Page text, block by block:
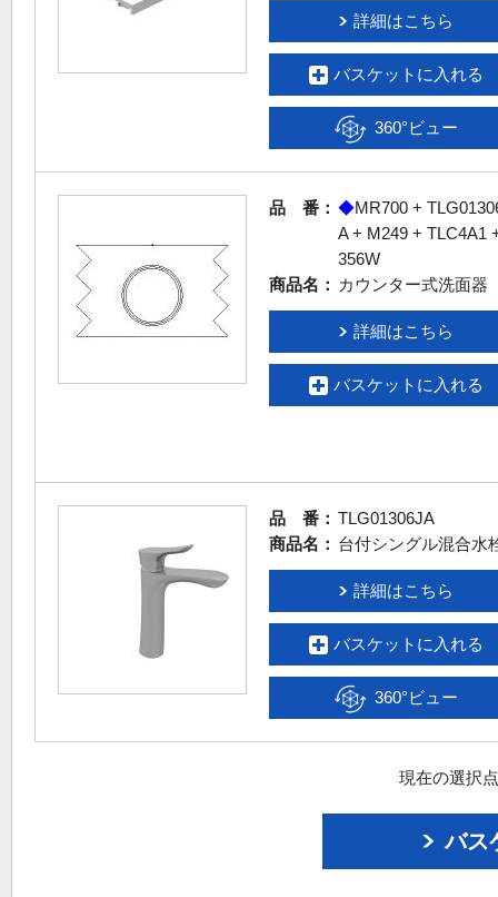
詳細はこちら
バスケットに入れる
360°ビュー
品 番： ◆MR700 +
A + M249 + TLC4A1
356W
商品名： カウンター式洗面器
詳細はこちら
バスケットに入れる
品 番： TLG01306JA
商品名： 台付シングル混合水
詳細はこちら
バスケットに入れる
360°ビュー
現在の選択
バス